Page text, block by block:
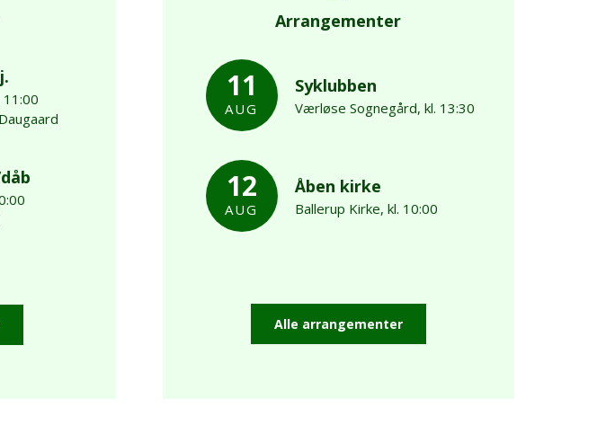
11:00
Arrangementer
11
AUG
Syklubben
Værløse Sognegård, kl. 13:30
12
AUG
Åben kirke
Ballerup Kirke, kl. 10:00
Alle arrangementer